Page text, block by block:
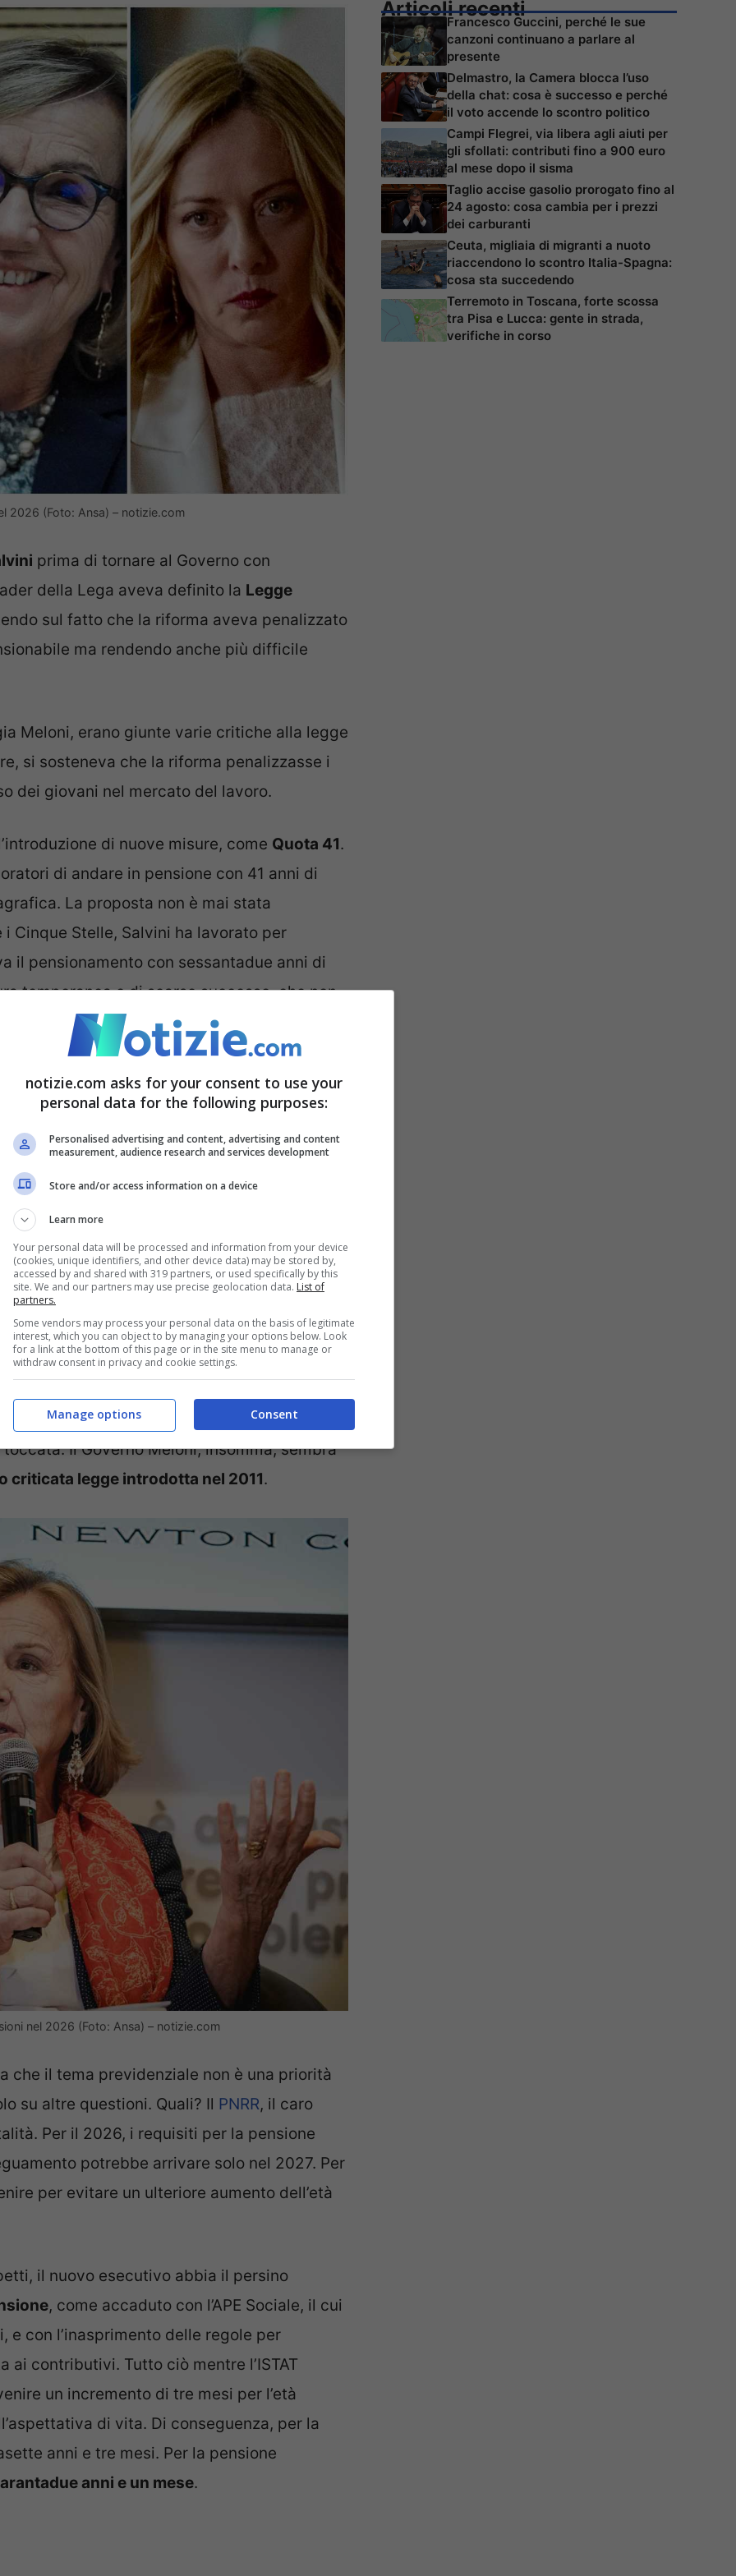
2026 (Foto: Ansa) – notizie.com
prima di tornare al Governo con
della Lega aveva definito la Legge
sul fatto che la riforma aveva penalizzato
ma rendendo anche più difficile
Meloni, erano giunte varie critiche alla legge
si sosteneva che la riforma penalizzasse i
dei giovani nel mercato del lavoro.
di nuove misure, come Quota 41.
di andare in pensione con 41 anni di
La proposta non è mai stata
Cinque Stelle, Salvini ha lavorato per
il pensionamento con sessantadue anni di
temporanea e di scarso successo, che non
per Quota 103
, arrivata con il Governo
Legge Fornero è ancora in vigore. Mentre le
sono mai state implementate in modo
previdenziale italiano non può
Ciò a causa dell’invecchiamento
alto e della mancanza di un piano
cosa cambia nelle
ulteriore innalzamento dell’età
sono previste novità riguardo a una riforma
Il Governo Meloni, insomma, sembra
criticata legge introdotta nel 2011.
nel 2026 (Foto: Ansa) – notizie.com
che il tema previdenziale non è una priorità
su altre questioni. Quali? Il PNRR, il caro
Per il 2026, i requisiti per la pensione
potrebbe arrivare solo nel 2027. Per
per evitare un ulteriore aumento dell’età
il nuovo esecutivo abbia il persino
, come accaduto con l’APE Sociale, il cui
con l’inasprimento delle regole per
ai contributivi. Tutto ciò mentre l’ISTAT
un incremento di tre mesi per l’età
di vita. Di conseguenza, per la
anni e tre mesi. Per la pensione
anni e un mese.
Articoli recenti
Francesco Guccini, perché le sue
canzoni continuano a parlare al
presente
Delmastro, la Camera blocca l’uso
della chat: cosa è successo e perché
il voto accende lo scontro politico
Campi Flegrei, via libera agli aiuti per
gli sfollati: contributi fino a 900 euro
al mese dopo il sisma
Taglio accise gasolio prorogato fino al
24 agosto: cosa cambia per i prezzi
dei carburanti
Ceuta, migliaia di migranti a nuoto
riaccendono lo scontro Italia-Spagna:
cosa sta succedendo
Terremoto in Toscana, forte scossa
tra Pisa e Lucca: gente in strada,
verifiche in corso
notizie.com asks for your consent to use your
personal data for the following purposes:
Personalised advertising and content, advertising and content
measurement, audience research and services development
Store and/or access information on a device
Learn more
Your personal data will be processed and information from your device
(cookies, unique identifiers, and other device data) may be stored by,
accessed by and shared with 319 partners, or used specifically by this
site. We and our partners may use precise geolocation data. List of
partners.
Some vendors may process your personal data on the basis of legitimate
interest, which you can object to by managing your options below. Look
for a link at the bottom of this page or in the site menu to manage or
withdraw consent in privacy and cookie settings.
Consent
Manage options